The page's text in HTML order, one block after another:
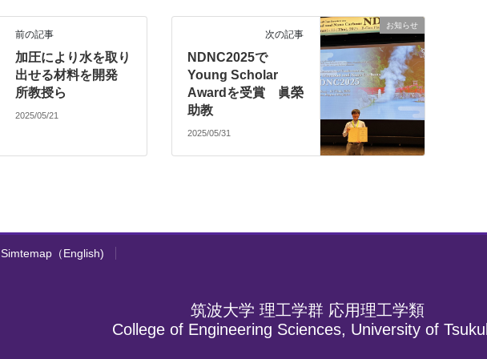
前の記事
加圧により水を取り
出せる材料を開発
所教授ら
2025/05/21
お知らせ
次の記事
NDNC2025で
Young Scholar
Awardを受賞 眞榮
助教
2025/05/31
Simtemap（English)
筑波大学 理工学群 応用理工学類
College of Engineering Sciences, University of